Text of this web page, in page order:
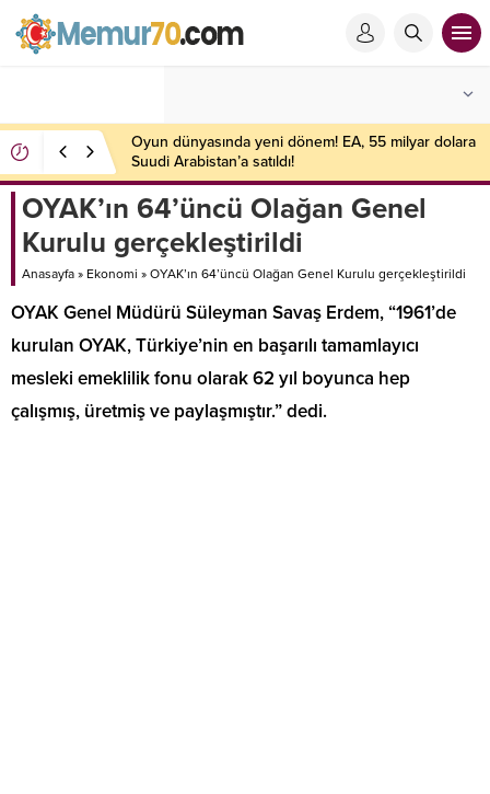
Oyun dünyasında yeni dönem! EA, 55 milyar dolara
Suudi Arabistan’a satıldı!
OYAK’ın 64’üncü Olağan Genel
Kurulu gerçekleştirildi
Anasayfa » Ekonomi » OYAK’ın 64’üncü Olağan Genel Kurulu gerçekleştirildi
OYAK Genel Müdürü Süleyman Savaş Erdem, “1961’de
kurulan OYAK, Türkiye’nin en başarılı tamamlayıcı
mesleki emeklilik fonu olarak 62 yıl boyunca hep
çalışmış, üretmiş ve paylaşmıştır.” dedi.